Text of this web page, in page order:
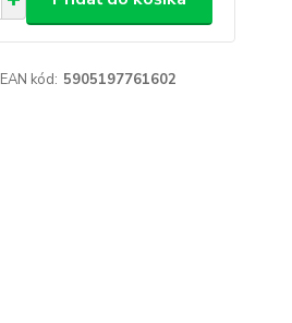
EAN kód: 5905197761602